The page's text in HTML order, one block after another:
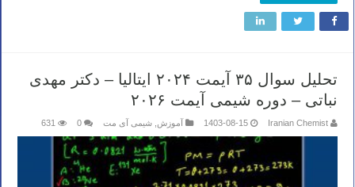
تحلیل سوال ۳۵ آیمت ۲۰۲۴ ایتالیا – دکتر مهدی
نباتی – دوره شیمی آیمت ۲۰۲۶
Iranian Chemist
1403-08-15 آموزش شیمی آی مت 0
631